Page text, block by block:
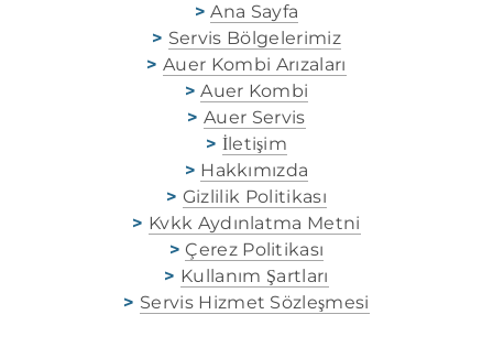
> Ana Sayfa
> Servis Bölgelerimiz
> Auer Kombi Arızaları
> Auer Kombi
> Auer Servis
> İletişim
> Hakkımızda
> Gizlilik Politikası
> Kvkk Aydınlatma Metni
> Çerez Politikası
> Kullanım Şartları
> Servis Hizmet Sözleşmesi